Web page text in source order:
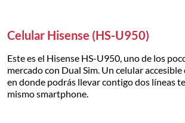
Celular Hisense (HS-U950)
Este es el Hisense HS-U950, uno de los
mercado con Dual Sim. Un celular
en donde podrás llevar contigo dos líneas
mismo smartphone.